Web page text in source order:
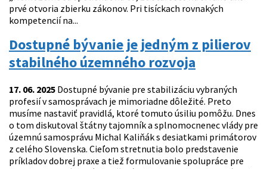
prvé otvoria zbierku zákonov. Pri tisíckach rovnakých
kompetencií na...
Dostupné bývanie je jedným z pilierov
stabilného územného rozvoja
17. 06. 2025 Dostupné bývanie pre stabilizáciu vybraných
profesií v samosprávach je mimoriadne dôležité. Preto
musíme nastaviť pravidlá, ktoré tomuto úsiliu pomôžu. Dnes
o tom diskutoval štátny tajomník a splnomocnenec vlády pre
územnú samosprávu Michal Kaliňák s desiatkami primátorov
z celého Slovenska. Cieľom stretnutia bolo predstavenie
príkladov dobrej praxe a tiež formulovanie spolupráce pre